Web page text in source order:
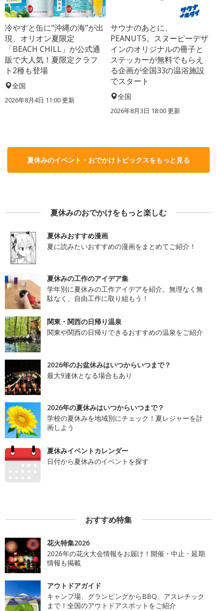
冷やすと缶に“沖縄の海”が出
現、オリオン夏限定
「BEACH CHILL」が公式通
販で大人気！夏限定クラフ
ト2種も登場
全国
2026年8月4日 11:00更新
サウナのあとに、
PEANUTS。スヌーピーデザ
インのオリジナルの冊子と
ステッカーが無料でもらえ
る企画が全国33の温浴施設
でスタート
全国
2026年8月3日 18:00更新
夏休みのイベント・おでかけトピックスをもっと見る
夏休みのおでかけをもっと楽しむ
夏休みおすすめ漫画
夏に読みたいおすすめの漫画をまとめてご紹介！
夏休みの工作のアイデア集
学年別に夏休みの工作アイデアを紹介。無理なく無
駄なく、自由工作に取り組もう！
関東・関西の日帰り温泉
関東や関西の日帰りできるおすすめの温泉をご紹介
2026年のお盆休みはいつからいつまで？
最大9連休となる場合もあり
2026年の夏休みはいつからいつまで？
学校の夏休みを地域別にチェック！夏レジャーを計
画しよう
夏休みイベントカレンダー
日付から夏休みのイベントを探す
おすすめ特集
花火特集2026
2026年の花火大会情報をお届け！開催・中止・延期
情報も掲載
アウトドアガイド
キャンプ場、グランピングからBBQ、アスレチック
まで！全国のアウトドアスポットをご紹介